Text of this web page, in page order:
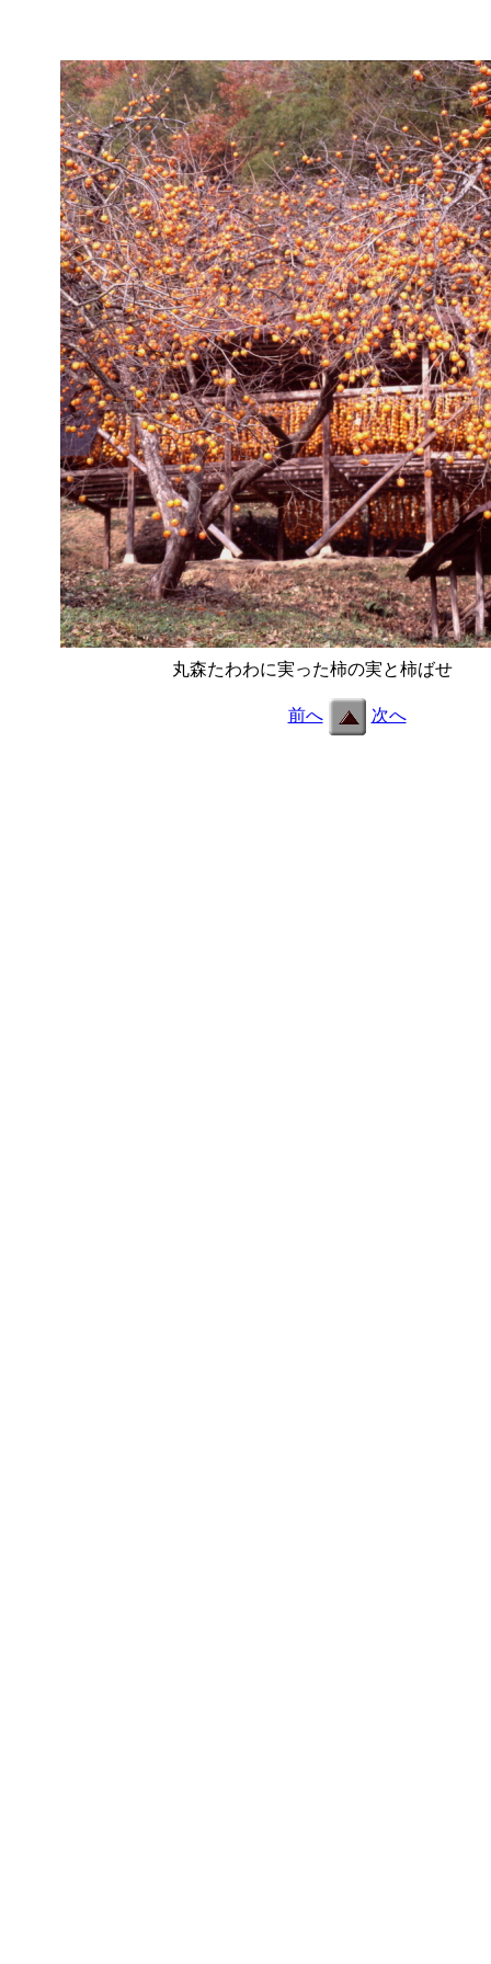
丸森たわわに実った柿の実と柿ばせ
前へ 次へ